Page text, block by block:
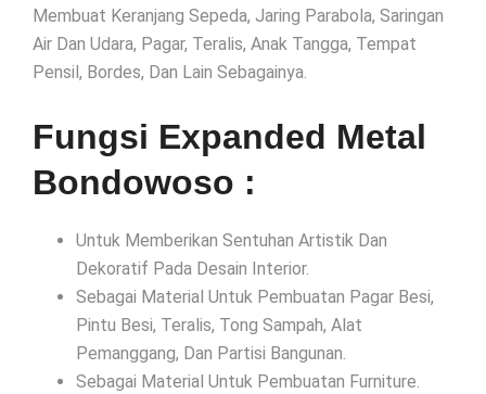
Membuat Keranjang Sepeda, Jaring Parabola, Saringan
Air Dan Udara, Pagar, Teralis, Anak Tangga, Tempat
Pensil, Bordes, Dan Lain Sebagainya.
Fungsi Expanded Metal
Bondowoso :
Untuk Memberikan Sentuhan Artistik Dan
Dekoratif Pada Desain Interior.
Sebagai Material Untuk Pembuatan Pagar Besi,
Pintu Besi, Teralis, Tong Sampah, Alat
Pemanggang, Dan Partisi Bangunan.
Sebagai Material Untuk Pembuatan Furniture.